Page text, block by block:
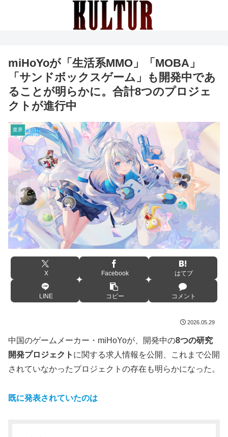
miHoYoが「生活系MMO」「MOBA」
「サンドボックスゲーム」も開発中であ
ることが明らかに。合計8つのプロジェ
クトが進行中
業界
X Facebook はてブ
LINE コピー コメント
2026.05.29
中国のゲームメーカー・miHoYoが、開発中の8つの研究
開発プロジェクト に関する求人情報を公開、これまで公開
されていなかったプロジェクトの存在も明らかになった。
既に発表されていたのは